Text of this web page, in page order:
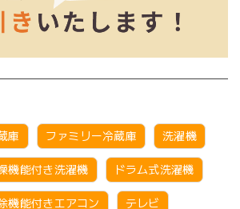
庫 ファミリー冷蔵庫 洗濯機
機能付き洗濯機 ドラム式洗濯機
機能付きエアコン テレビ